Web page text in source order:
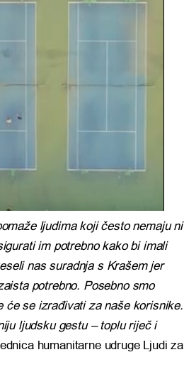
ljudima koji često nemaju ni
im potrebno kako bi imali
nas suradnja s Krašem jer
potrebno. Posebno smo
će se izrađivati za naše korisnike.
ljudsku gestu – toplu riječ i
humanitarne udruge Ljudi za